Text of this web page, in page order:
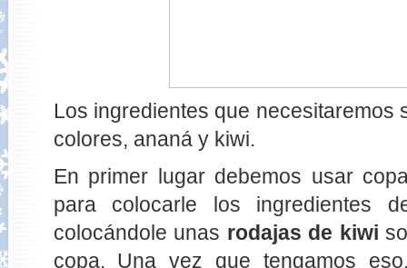
Los ingredientes que necesitaremos
colores, ananá y kiwi.
En primer lugar debemos usar
para colocarle los ingredientes
colocándole unas rodajas de kiwi
copa. Una vez que tengamos